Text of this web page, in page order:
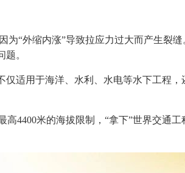
外缩内涨”导致拉应力过大而产生裂
。
用于海洋、水利、水电等水下工程，
米的海拔限制，“拿下”世界交通